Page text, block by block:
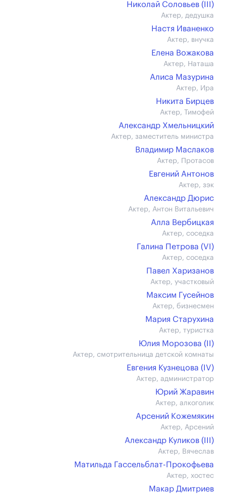
Николай Соловьев (III)
Актер, дедушка
Настя Иваненко
Актер, внучка
Елена Вожакова
Актер, Наташа
Алиса Мазурина
Актер, Ира
Никита Бирцев
Актер, Тимофей
Александр Хмельницкий
Актер, заместитель министра
Владимир Маслаков
Актер, Протасов
Евгений Антонов
Актер, зэк
Александр Дюрис
Актер, Антон Витальевич
Алла Вербицкая
Актер, соседка
Галина Петрова (VI)
Актер, соседка
Павел Харизанов
Актер, участковый
Максим Гусейнов
Актер, бизнесмен
Мария Старухина
Актер, туристка
Юлия Морозова (II)
Актер, смотрительница детской комнаты
Евгения Кузнецова (IV)
Актер, администратор
Юрий Жаравин
Актер, алкоголик
Арсений Кожемякин
Актер, Арсений
Александр Куликов (III)
Актер, Вячеслав
Матильда Гассельблат-Прокофьева
Актер, хостес
Макар Дмитриев